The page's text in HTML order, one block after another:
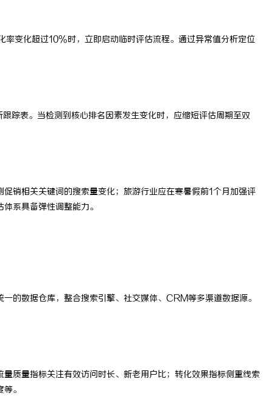
变化超过10%时，立即启动临时评估流程。通过异常值分析定位
踪表。当检测到核心排名因素发生变化时，应缩短评估周期至双
销相关关键词的搜索量变化；旅游行业应在寒暑假前1个月加强评
系具备弹性调整能力。
的数据仓库，整合搜索引擎、社交媒体、CRM等多渠道数据源。
质量指标关注有效访问时长、新老用户比；转化效果指标侧重线索
。